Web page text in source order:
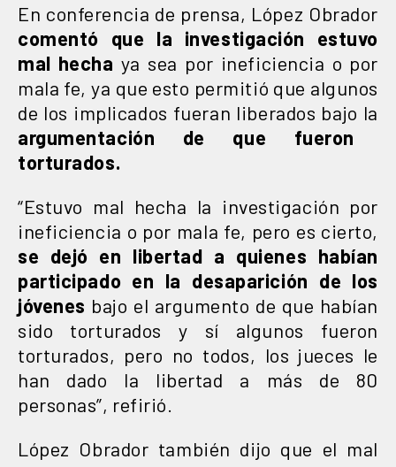
En conferencia de prensa, López Obrador
comentó que la investigación estuvo
mal hecha ya sea por ineficiencia o por
mala fe, ya que esto permitió que algunos
de los implicados fueran liberados bajo la
argumentación de que fueron
torturados.
“Estuvo mal hecha la investigación por
ineficiencia o por mala fe, pero es cierto,
se dejó en libertad a quienes habían
participado en la desaparición de los
jóvenes bajo el argumento de que habían
sido torturados y sí algunos fueron
torturados, pero no todos, los jueces le
han dado la libertad a más de 80
personas”, refirió.
López Obrador también dijo que el mal